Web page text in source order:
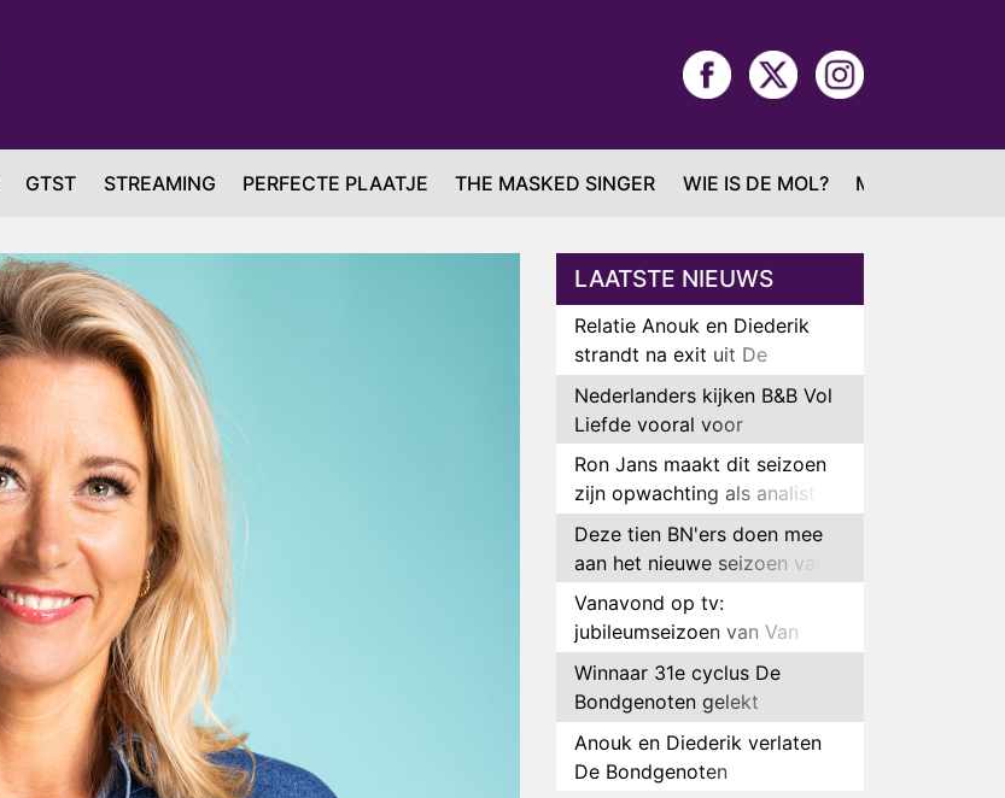
GTST STREAMING PERFECTE PLAATJE THE MASKED SINGER WIE IS DE MOL? MAFS
LAATSTE NIEUWS
Relatie Anouk en Diederik
strandt na exit uit De
Bondgenoten
Nederlanders kijken B&B Vol
Liefde vooral voor
ongemakkelijke momenten
Ron Jans maakt dit seizoen
zijn opwachting als analist
Deze tien BN'ers doen mee
aan het nieuwe seizoen van
Bestemming X
Vanavond op tv:
jubileumseizoen van Van
Onschatbare Waarde gaat
van start
Winnaar 31e cyclus De
Bondgenoten gelekt
Anouk en Diederik verlaten
De Bondgenoten